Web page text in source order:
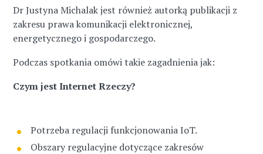
Dr Justyna Michalak jest również autorką publikacji z
zakresu prawa komunikacji elektronicznej,
energetycznego i gospodarczego.
Podczas spotkania omówi takie zagadnienia jak:
Czym jest Internet Rzeczy?
Potrzeba regulacji funkcjonowania IoT.
Obszary regulacyjne dotyczące zakresów